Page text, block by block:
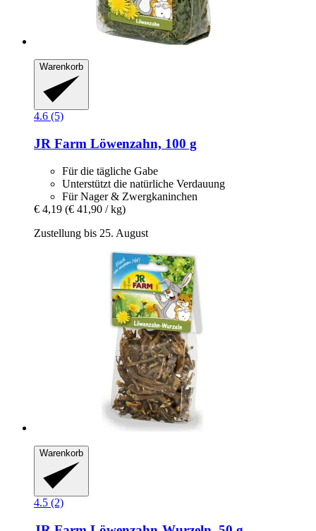
Warenkorb
4.6 (5)
JR Farm Löwenzahn, 100 g
Für die tägliche Gabe
Unterstützt die natürliche Verdauung
Für Nager & Zwergkaninchen
€ 4,19 (€ 41,90 / kg)
Zustellung bis 25. August
Warenkorb
4.5 (2)